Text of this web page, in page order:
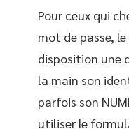
Pour ceux qui
mot de passe,
disposition une
la main son
parfois son
utiliser le